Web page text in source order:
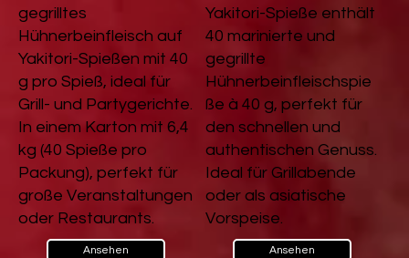
gegrilltes
Hühnerbeinfleisch auf
Yakitori-Spießen mit 40
g pro Spieß, ideal für
Grill- und Partygerichte.
In einem Karton mit 6,4
kg (40 Spieße pro
Packung), perfekt für
große Veranstaltungen
oder Restaurants.
Ansehen
Yakitori-Spieße enthält
40 marinierte und
gegrillte
Hühnerbeinfleischspie
ße à 40 g, perfekt für
den schnellen und
authentischen Genuss.
Ideal für Grillabende
oder als asiatische
Vorspeise.
Ansehen